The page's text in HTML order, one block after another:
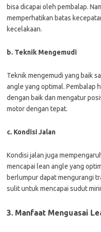
bisa dicapai oleh pembalap.
memperhatikan batas
kecelakaan.
b. Teknik Mengemudi
Teknik mengemudi yang baik
angle yang optimal. Pembalap
dengan baik dan mengatur
motor dengan tepat.
c. Kondisi Jalan
Kondisi jalan juga
mencapai lean angle yang
berlumpur dapat mengurangi
sulit untuk mencapai sudut
3. Manfaat Menguasai